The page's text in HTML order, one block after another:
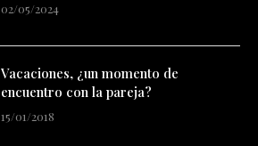
02/05/2024
Vacaciones, ¿un momento de
encuentro con la pareja?
15/01/2018